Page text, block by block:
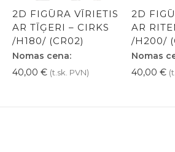
2D FIGŪRA VĪRIETIS
AR TĪĢERI – CIRKS
/H180/ (CR02)
Nomas cena:
40,00 € (t.sk. PVN)
2D
AR
/H200/
Nomas
40,00 €